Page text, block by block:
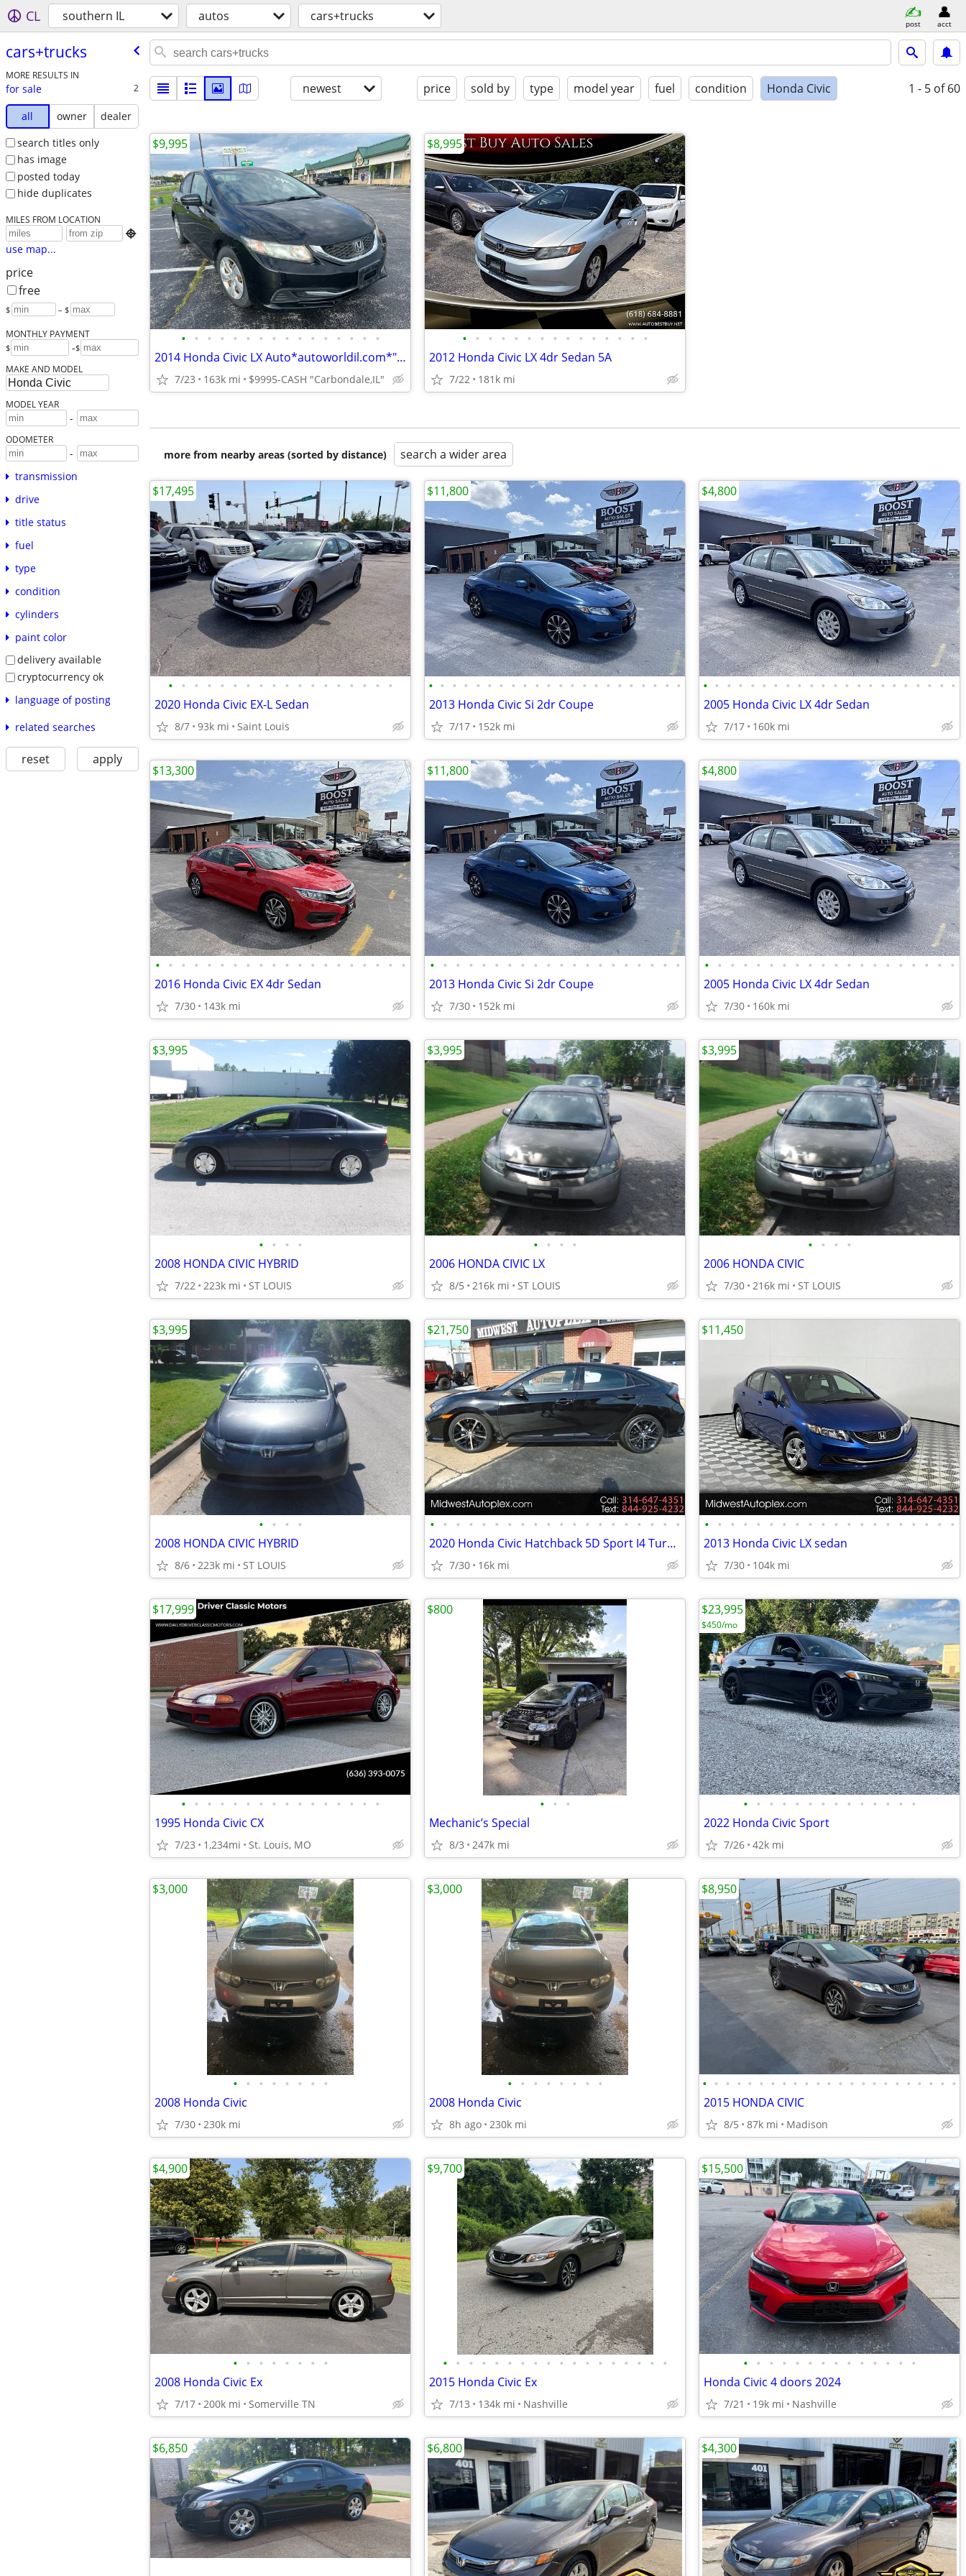
CL southern IL autos cars+trucks post acct
cars+trucks
MORE RESULTS IN
for sale 2
all owner
dealer
search titles only
has image
posted today
hide duplicates
MILES FROM LOCATION

use map...
price
free
$ – $
MONTHLY PAYMENT
$ -$
MAKE AND MODEL
MODEL YEAR
-
ODOMETER
-
transmission
drive
title status
fuel
type
condition
cylinders
paint color
delivery available
cryptocurrency ok
language of posting
related searches
reset apply
newest price sold by type model year fuel condition Honda Civic 1 - 5 of 60
• • • • • • • • • • • • • • • •
2014 Honda Civic LX Auto*autoworldil.com*"WELL MAINTAINED/LOW MILEAGE"
7/23 163k mi $9995-CASH "Carbondale,IL"
$9,995
• • • • • • • • • • • • • • •
2012 Honda Civic LX 4dr Sedan 5A
7/22 181k mi
$8,995
more from nearby areas (sorted by distance) search a wider area
• • • • • • • • • • • • • • • • • •
2020 Honda Civic EX-L Sedan
8/7 93k mi Saint Louis
$17,495
• • • • • • • • • • • • • • • • • • • • • •
2013 Honda Civic Si 2dr Coupe
7/17 152k mi
$11,800
• • • • • • • • • • • • • • • • • • • • • •
2005 Honda Civic LX 4dr Sedan
7/17 160k mi
$4,800
• • • • • • • • • • • • • • • • • • • •
2016 Honda Civic EX 4dr Sedan
7/30 143k mi
$13,300
• • • • • • • • • • • • • • • • • • • •
2013 Honda Civic Si 2dr Coupe
7/30 152k mi
$11,800
• • • • • • • • • • • • • • • • • • • •
2005 Honda Civic LX 4dr Sedan
7/30 160k mi
$4,800
• • • •
2008 HONDA CIVIC HYBRID
7/22 223k mi ST LOUIS
$3,995
• • • •
2006 HONDA CIVIC LX
8/5 216k mi ST LOUIS
$3,995
• • • •
2006 HONDA CIVIC
7/30 216k mi ST LOUIS
$3,995
• • • •
2008 HONDA CIVIC HYBRID
8/6 223k mi ST LOUIS
$3,995
• • • • • • • • • • • • • • • • • • • •
2020 Honda Civic Hatchback 5D Sport I4 Turbo
7/30 16k mi
$21,750
• • • • • • • • • • • • • • • • • • • •
2013 Honda Civic LX sedan
7/30 104k mi
$11,450
• • • • • • • • • • • • • • • •
1995 Honda Civic CX
7/23 1,234mi St. Louis, MO
$17,999
• • •
Mechanic’s Special
8/3 247k mi
$800
• • • • • • • • • • • • • •
2022 Honda Civic Sport
7/26 42k mi
$23,995
$450/mo
• • • • • • • •
2008 Honda Civic
7/30 230k mi
$3,000
• • • • • • • •
2008 Honda Civic
8h ago 230k mi
$3,000
• • • • • • • • • • • • • • • • • • • • • • •
2015 HONDA CIVIC
8/5 87k mi Madison
$8,950
• • • • • • • •
2008 Honda Civic Ex
7/17 200k mi Somerville TN
$4,900
• • • • • • • • • • • • • • • • • •
2015 Honda Civic Ex
7/13 134k mi Nashville
$9,700
• • • • • • • • • • • • • •
Honda Civic 4 doors 2024
7/21 19k mi Nashville
$15,500
$6,850 $6,800 $4,300